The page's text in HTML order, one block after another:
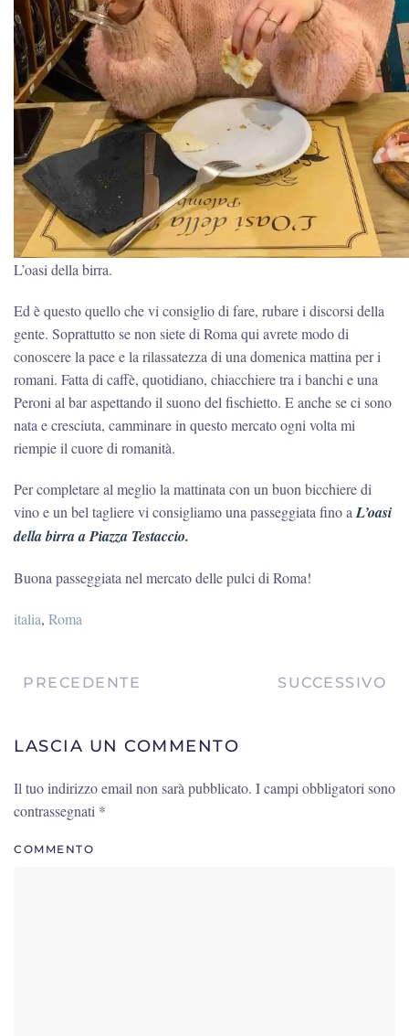
L’oasi della birra.
Ed è questo quello che vi consiglio di fare, rubare i discorsi della
gente. Soprattutto se non siete di Roma qui avrete modo di
conoscere la pace e la rilassatezza di una domenica mattina per i
romani. Fatta di caffè, quotidiano, chiacchiere tra i banchi e una
Peroni al bar aspettando il suono del fischietto. E anche se ci sono
nata e cresciuta, camminare in questo mercato ogni volta mi
riempie il cuore di romanità.
Per completare al meglio la mattinata con un buon bicchiere di
vino e un bel tagliere vi consigliamo una passeggiata fino a L’oasi
della birra a Piazza Testaccio.
Buona passeggiata nel mercato delle pulci di Roma!
italia, Roma
PRECEDENTE SUCCESSIVO
LASCIA UN COMMENTO
Il tuo indirizzo email non sarà pubblicato. I campi obbligatori sono
contrassegnati *
COMMENTO